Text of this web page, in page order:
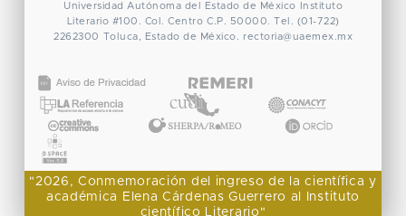
Universidad Autónoma del Estado de México
Instituto
Literario #100. Col. Centro C.P. 50000. Tel. (01-722)
2262300 Toluca, Estado de México. rectoria@uaemex.mx
"2026, Conmemoración del ingreso de la científica y
académica Elena Cárdenas Guerrero al Instituto
científico Literario"